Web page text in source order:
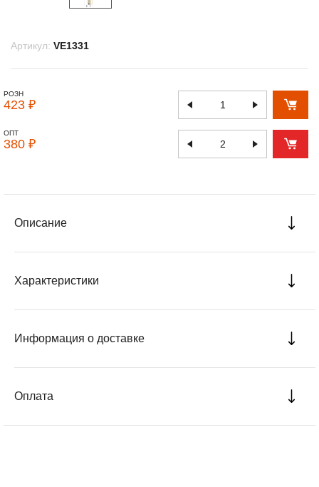
Артикул: VE1331
РОЗН
423 ₽
ОПТ
380 ₽
Описание
Характеристики
Информация о доставке
Оплата